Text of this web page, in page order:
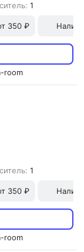
1
350 ₽
room
1
350 ₽
room